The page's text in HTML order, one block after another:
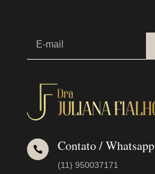
 Contato / Whatsapp
(11) 950037171